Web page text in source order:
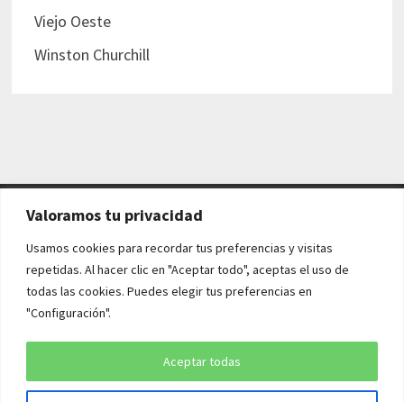
Valoramos tu privacidad
Usamos cookies para recordar tus preferencias y visitas
repetidas. Al hacer clic en "Aceptar todo", aceptas el uso de
todas las cookies. Puedes elegir tus preferencias en
"Configuración".
Aceptar todas
Viejo Oeste
Winston Churchill
AVISO LEGAL Y POLÍTICAS
Aviso legal
Política de cookies